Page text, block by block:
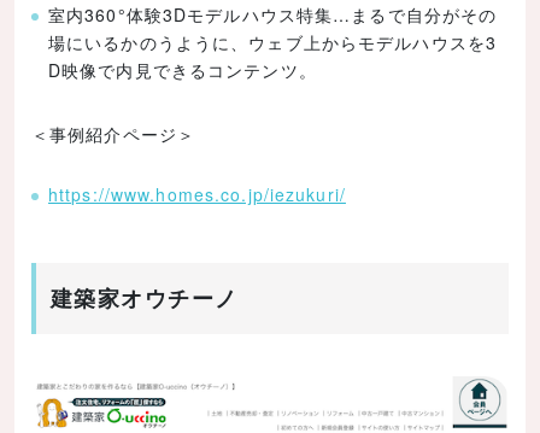
室内360°体験3Dモデルハウス特集…まるで自分がその
場にいるかのうように、ウェブ上からモデルハウスを3
D映像で内見できるコンテンツ。
＜事例紹介ページ＞
https://www.homes.co.jp/iezukuri/
建築家オウチーノ